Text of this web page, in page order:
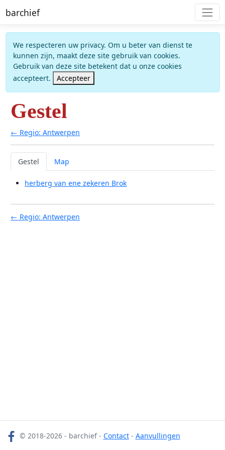
barchief
We respecteren uw privacy. Om u beter van dienst te
kunnen zijn, maakt deze site gebruik van cookies.
Gebruik van deze site betekent dat u onze cookies
accepteert.
Accepteer
Gestel
← Regio: Antwerpen
Gestel Map
herberg van ene zekeren Brok
← Regio: Antwerpen
© 2018-2026 - barchief - Contact- Aanvullingen